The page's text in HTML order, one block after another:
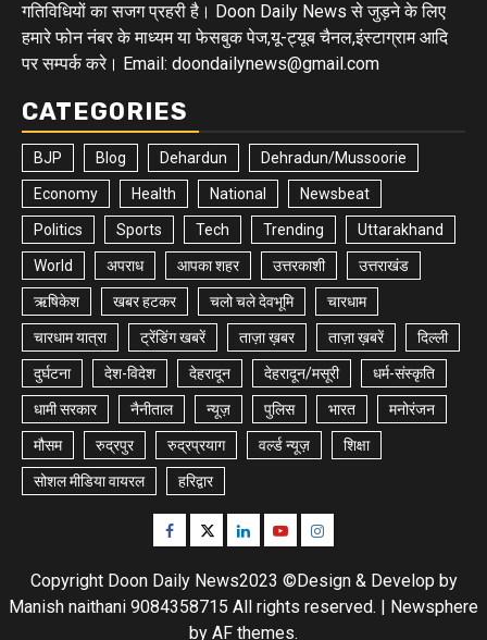
गतिविधियों का सजग प्रहरी है। Doon Daily News से जुड़ने के लिए
हमारे फोन नंबर के माध्यम या फेसबुक पेज,यू-ट्यूब चैनल,इंस्टाग्राम आदि
पर सम्पर्क करे। Email: doondailynews@gmail.com
CATEGORIES
BJP Blog Dehardun Dehradun/Mussoorie
Economy Health National Newsbeat
Politics Sports Tech Trending Uttarakhand
World अपराध आपका शहर उत्तरकाशी उत्तराखंड
ऋषिकेश खबर हटकर चलो चले देवभूमि चारधाम
चारधाम यात्रा ट्रेंडिंग खबरें ताज़ा ख़बर ताज़ा ख़बरें दिल्ली
दुर्घटना देश-विदेश देहरादून देहरादून/मसूरी धर्म-संस्कृति
धामी सरकार नैनीताल न्यूज़ पुलिस भारत मनोरंजन
मौसम रुद्रपुर रुद्रप्रयाग वर्ल्ड न्यूज़ शिक्षा
सोशल मीडिया वायरल हरिद्वार
Facebook
TwitterLinkedinYoutubeInstagram
Copyright Doon Daily News2023 ©Design & Develop by
Manish naithani 9084358715 All rights reserved.
Newsphere
by AF themes.